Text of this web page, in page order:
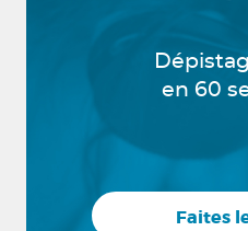
en 60
Faites